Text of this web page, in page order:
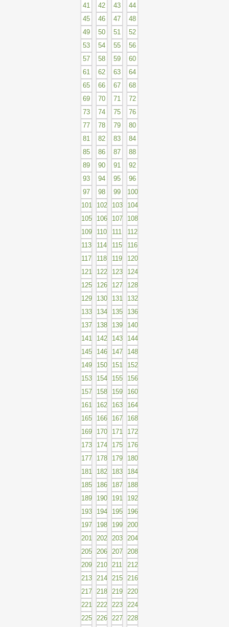
41 42 43
44
45
46 47
48
49
50 51
52
53
54 55
56
57
58 59
60
61
62 63
64
65
66 67
68
69
70 71
72
73
74 75
76
77
78 79
80
81
82 83
84
85
86 87
88
89
90 91
92
93
94 95
96
97
98 99
100
101
102 103
104
105
106 107
108
109
110 111
112
113
114 115
116
117
118 119
120
121
122 123
124
125
126 127
128
129
130 131
132
133
134 135
136
137
138 139
140
141
142 143
144
145
146 147
148
149
150 151
152
153
154 155
156
157
158 159
160
161
162 163
164
165
166 167
168
169
170 171
172
173
174 175
176
177
178 179
180
181
182 183
184
185
186 187
188
189
190 191
192
193
194 195
196
197
198 199
200
201
202 203
204
205
206 207
208
209
210 211
212
213
214 215
216
217
218 219
220
221
222 223
224
225
226 227
228